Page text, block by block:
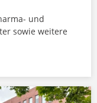
und
sowie weitere